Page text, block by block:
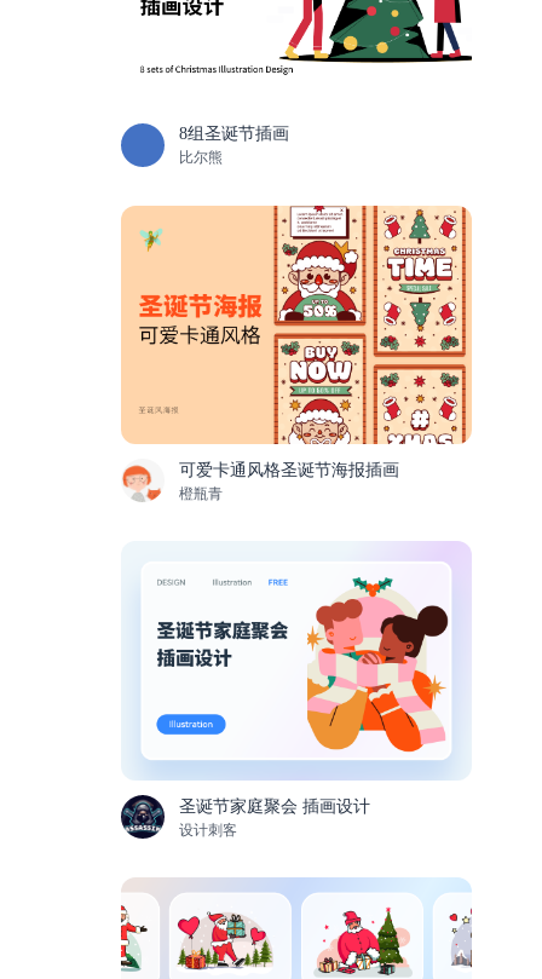
8组圣诞节插画
比尔熊
可爱卡通风格圣诞节海报插画
橙瓶青
圣诞节家庭聚会 插画设计
设计刺客